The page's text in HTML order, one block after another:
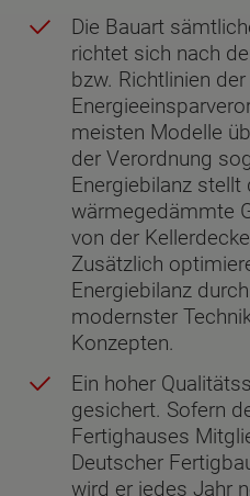
Die Bauart
richtet sich nach
bzw. Richtlinien der
meisten Modelle
der Verordnung
Energiebilanz
wärmegedämmte
von der
Zusätzlich
Energiebilanz
modernster
Konzepten.
Ein hoher
gesichert. Sofern
Fertighauses
Deutscher
wird er jedes Jahr